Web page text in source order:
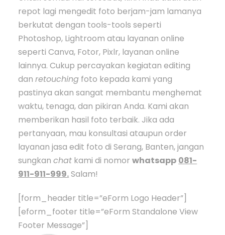
repot lagi mengedit foto berjam-jam lamanya
berkutat dengan tools-tools seperti
Photoshop, Lightroom atau layanan online
seperti Canva, Fotor, Pixlr, layanan online
lainnya. Cukup percayakan kegiatan editing
danretouching foto kepada kami yang
pastinya akan sangat membantu menghemat
waktu, tenaga, dan pikiran Anda. Kami akan
memberikan hasil foto terbaik. Jika ada
pertanyaan, mau konsultasi ataupun order
layanan jasa edit foto di Serang, Banten, jangan
sungkanchat kami di nomorwhatsapp 081-
911-911-999.Salam!
[form_header title=”eForm Logo Header”]
[eform_footer title=”eForm Standalone View
Footer Message”]